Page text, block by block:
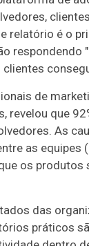
relatório é o
respondendo
de
revelou que
As
as equipes
os produtos
das
práticos